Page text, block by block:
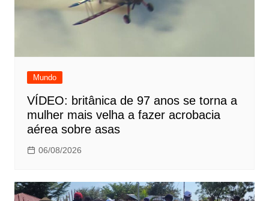
Mundo
VÍDEO: britânica de 97 anos se torna a
mulher mais velha a fazer acrobacia
aérea sobre asas
06/08/2026